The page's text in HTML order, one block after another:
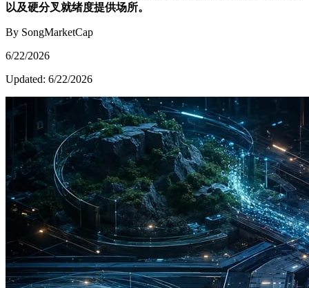
以及硬分叉就绪度提供场所。
By SongMarketCap
6/22/2026
Updated: 6/22/2026